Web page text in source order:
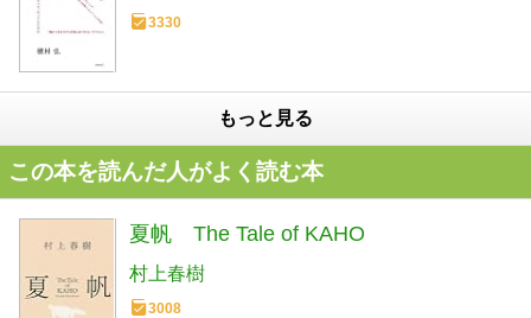
3330
もっと見る
この本を読んだ人がよく読む本
夏帆 The Tale of KAHO
村上春樹
3008